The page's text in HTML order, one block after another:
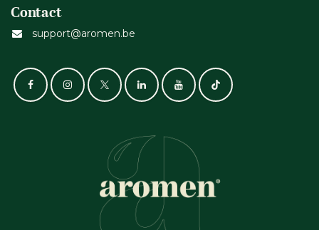
Contact
support@aromen.be